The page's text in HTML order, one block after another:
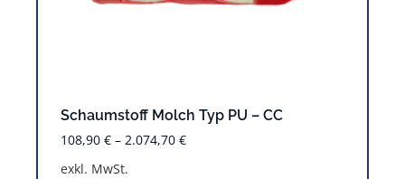
Schaumstoff Molch Typ PU – CC
108,90 € – 2.074,70 €
exkl. MwSt.